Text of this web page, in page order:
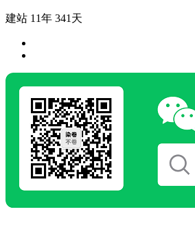
建站 11年 341天